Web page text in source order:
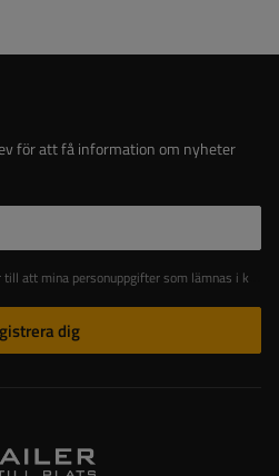
för att få information om nyheter
i kontaktformuläret behandlas i enlighet med Europaparlamentets och rådets förordning (EU).
dig